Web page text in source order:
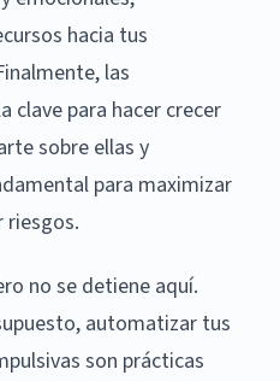
hacia tus
las
clave para hacer crecer
sobre ellas y
para maximizar
riesgos.
no se detiene aquí.
automatizar tus
son prácticas